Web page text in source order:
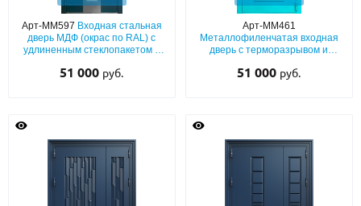
Арт-ММ597 Входная стальная
дверь МДФ (окрас по RAL) с
удлиненным стеклопакетом и
51 000 руб.
Арт-ММ461
Металлофиленчатая входная
дверь с терморазрывом и
голубых оттенков
51 000 руб.